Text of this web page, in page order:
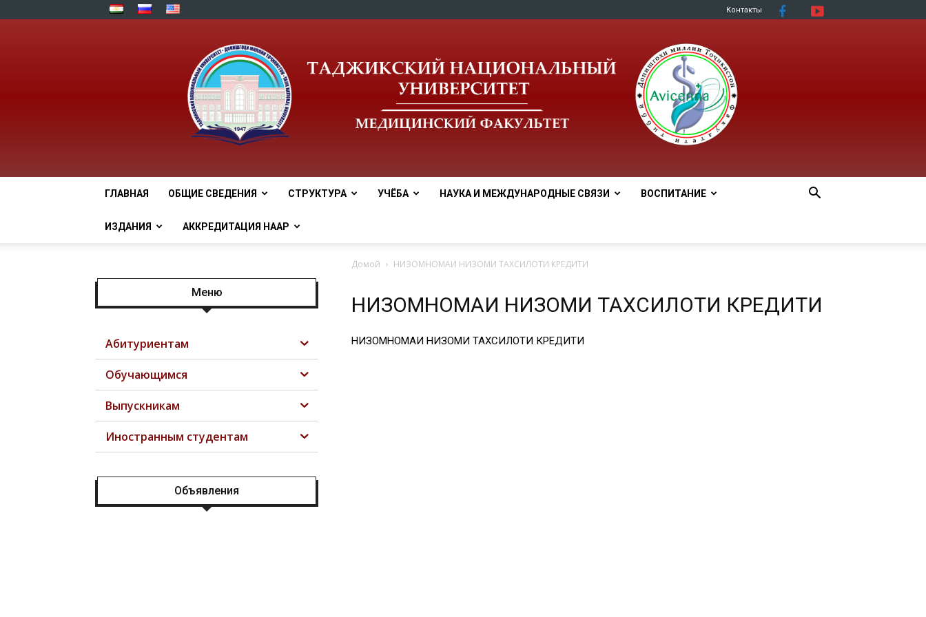
Контакты
факультет
ГЛАВНАЯ ОБЩИЕ СВЕДЕНИЯ СТРУКТУРА УЧЁБА НАУКА И МЕЖДУНАРОДНЫЕ СВЯЗИ ВОСПИТАНИЕ
ИЗДАНИЯ АККРЕДИТАЦИЯ НААР
Домой НИЗОМНОМАИ НИЗОМИ ТАХСИЛОТИ КРЕДИТИ
НИЗОМНОМАИ НИЗОМИ ТАХСИЛОТИ КРЕДИТИ
НИЗОМНОМАИ НИЗОМИ ТАХСИЛОТИ КРЕДИТИ
Меню
Абитуриентам
Обучающимся
Выпускникам
Иностранным студентам
Объявления